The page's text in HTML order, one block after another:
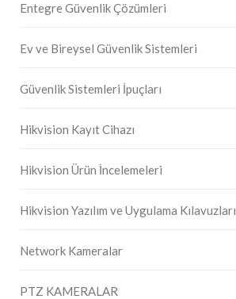
Entegre Güvenlik Çözümleri
Ev ve Bireysel Güvenlik Sistemleri
Güvenlik Sistemleri İpuçları
Hikvision Kayıt Cihazı
Hikvision Ürün İncelemeleri
Hikvision Yazılım ve Uygulama Kılavuzları
Network Kameralar
PTZ KAMERALAR